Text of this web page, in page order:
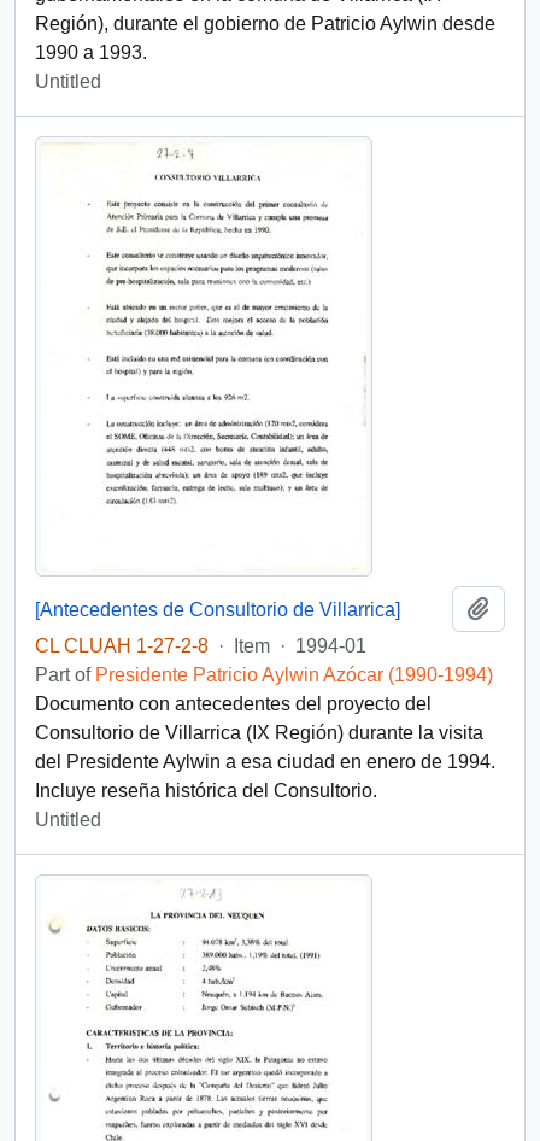
Región), durante el gobierno de Patricio Aylwin desde
1990 a 1993.
Untitled
[Antecedentes de Consultorio de Villarrica]
CL CLUAH 1-27-2-8 · Item · 1994-01
Part of Presidente Patricio Aylwin Azócar (1990-1994)
Documento con antecedentes del proyecto del
Consultorio de Villarrica (IX Región) durante la visita
del Presidente Aylwin a esa ciudad en enero de 1994.
Incluye reseña histórica del Consultorio.
Untitled